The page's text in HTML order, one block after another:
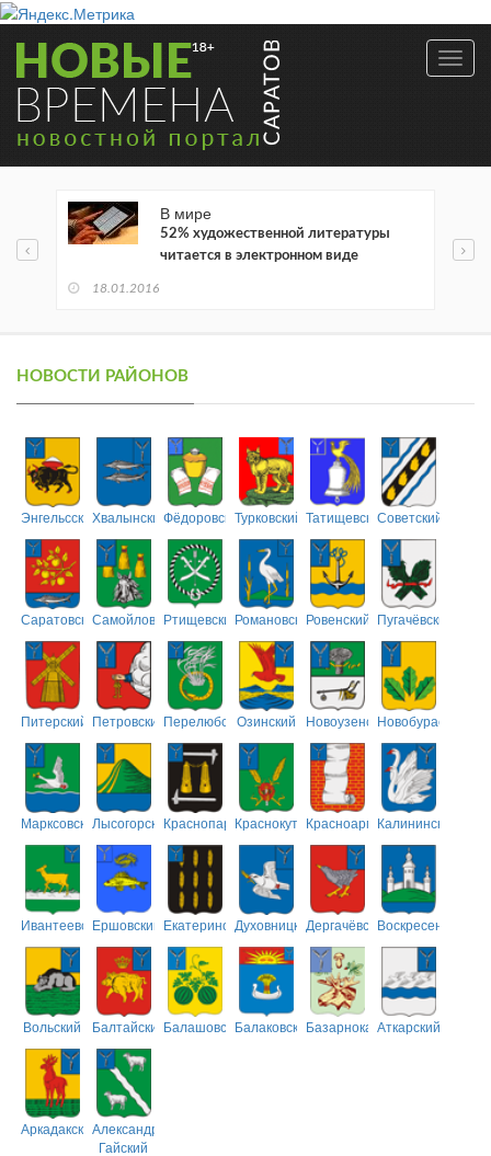
В мире
52% художественной литературы
читается в электронном виде
18.01.2016
НОВОСТИ РАЙОНОВ
ЭнгельсскийХвалынскийФёдоровскийТурковский ТатищевскийСоветский
СаратовскийСамойловскийРтищевскийРомановскийРовенский Пугачёвский
Питерский ПетровскийПерелюбскийОзинский НовоузенскийНовобурасский
МарксовскийЛысогорскийКраснопартизанский
КраснокутскийКрасноармейский
Калининский
ИвантеевскийЕршовский ЕкатериновскийДуховницкийДергачёвскийВоскресенский
Вольский БалтайскийБалашовскийБалаковскийБазарнокарабулакский
Аткарский
АркадакскийАлександрово-
Гайский